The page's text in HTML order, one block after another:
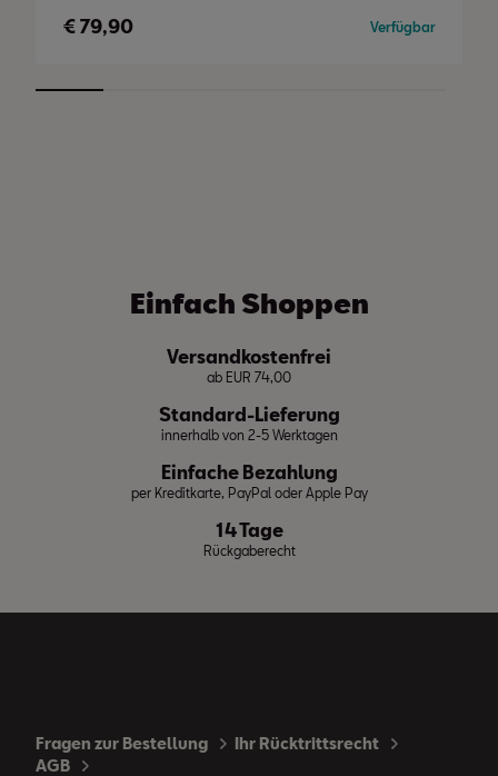
€79,90 Verfügbar
Einfach Shoppen
Versandkostenfrei
ab EUR 74,00
Standard-Lieferung
innerhalb von 2-5 Werktagen
Einfache Bezahlung
per Kreditkarte, PayPal oder Apple Pay
14 Tage
Rückgaberecht
Fragen zur Bestellung
Ihr Rücktrittsrecht
AGB